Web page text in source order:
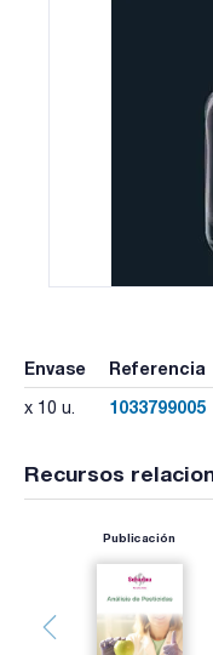
Envase Referencia
x 10 u. 1033799005
Recursos
Publicación